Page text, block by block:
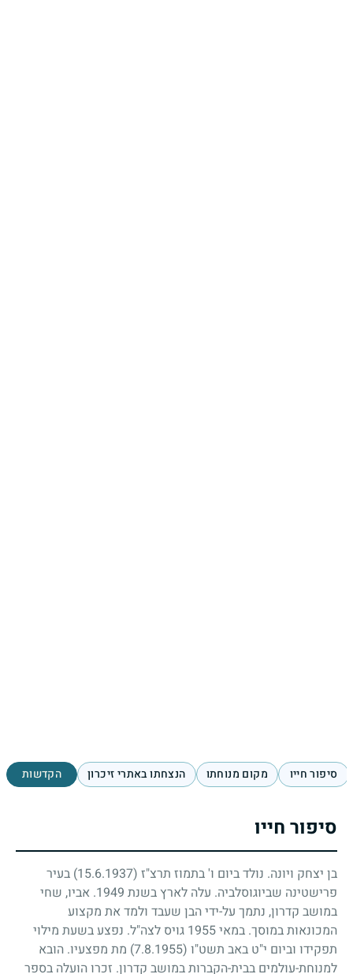
סיפור חייו מקום מנוחתו הנצחתו באתרי זיכרון הקדשות
סיפור חייו
בן יצחק ויונה. נולד ביום ו' בתמוז תרצ"ז (15.6.1937)
בעיר
פרישטינה שביוגוסלביה. עלה לארץ בשנת 1949. אביו, שחי
במושב קדרון, נתמך על-ידי הבן שעבד ולמד את מקצוע
המכונאות במוסך. במאי1955 גויס לצה"ל. נפצע בשעת מילוי
תפקידו וביום י"ט באב תשט"ו (7.8.1955)
מת מפצעיו. הובא
למנוחת-עולמים בבית-הקברות במושב קדרון. זכרו הועלה בספר